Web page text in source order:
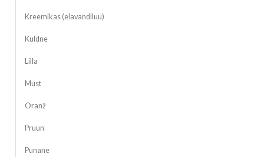
Kreemikas (elavandiluu)
Kuldne
Lilla
Must
Oranž
Pruun
Punane